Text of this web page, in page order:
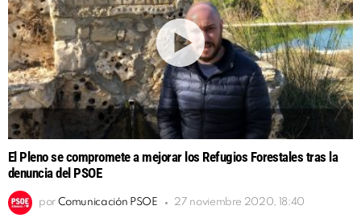
El Pleno se compromete a mejorar los Refugios Forestales tras la
denuncia del PSOE
por Comunicación PSOE 27 noviembre 2020, 18:40